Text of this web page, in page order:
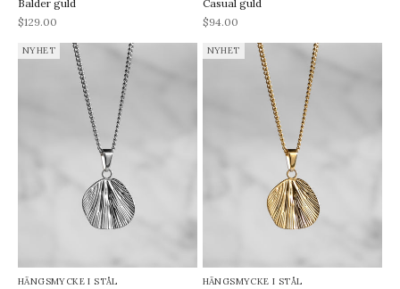
Balder guld
REA-pris
$129.00
Casual guld
REA-pris
$94.00
NYHET
HÄNGSMYCKE I STÅL
NYHET
HÄNGSMYCKE I STÅL